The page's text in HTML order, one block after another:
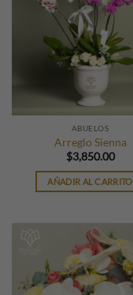
ABUELOS
Arreglo Sienna
$3,850.00
AÑADIR AL CARRITO